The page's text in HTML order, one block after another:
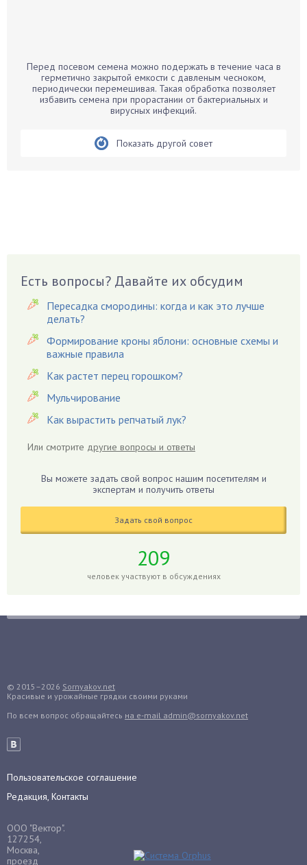
Бархатцы
Бегония
Виноград
Вишня
Вредители
Гардения
Гацания
Гвоздики
Георгины
Герань
Гиппеаструм
Годжи
Грядки
Дельфиниум
Дендробиум
Денежное дерево
Диффенбахия
Драцена
Перед посевом семена можно подержать в течение часа в
герметично закрытой емкости с давленым чесноком,
периодически перемешивая. Такая обработка позволяет
избавить семена при прорастании от бактериальных и
вирусных инфекций.
Показать другой совет
Есть вопросы? Давайте их обсудим
Пересадка смородины: когда и как это лучше
делать?
Формирование кроны яблони: основные схемы и
важные правила
Как растет перец горошком?
Мульчирование
Как вырастить репчатый лук?
Или смотрите другие вопросы и ответы
Вы можете задать свой вопрос нашим посетителям и
экспертам и получить ответы
Задать свой вопрос
209
человек участвуют в обсуждениях
© 2015–2026 Sornyakov.net
Красивые и урожайные грядки своими руками
По всем вопрос обращайтесь на e-mail admin@sornyakov.net
Пользовательское соглашение
Редакция, Контакты
ООО "Вектор".
127254,
Москва,
проезд